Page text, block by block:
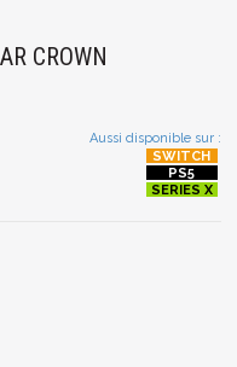
CROWN
Aussi disponible sur :